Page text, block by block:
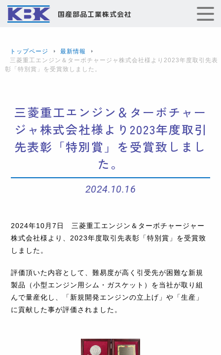
トップページ
最新情報
三菱重工エンジン＆ターボチャージャ株式会社様より2023年度取引先表
彰「特別賞」を受賞致しました。
三菱重工エンジン＆ターボチャー
ジャ株式会社様より2023年度取引
先表彰「特別賞」を受賞致しまし
た。
2024.10.16
2024年10月7日 三菱重工エンジン＆ターボチャージャー
株式会社様より、2023年度取引先表彰「特別賞」を受賞致
しました。
評価頂いた内容として、難易度が高く引受先が困難な新規
製品（小型エンジン用シム・ガスケット）を当社が取り組
んで量産化し、「新規開発エンジンの立上げ」や「生産」
に貢献した事が評価されました。
国産部品工業株式会社